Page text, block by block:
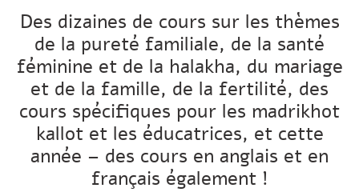
Des dizaines de cours sur les thèmes
de la pureté familiale, de la santé
féminine et de la halakha, du mariage
et de la famille, de la fertilité, des
cours spécifiques pour les madrikhot
kallot et les éducatrices, et cette
année – des cours en anglais et en
français également !